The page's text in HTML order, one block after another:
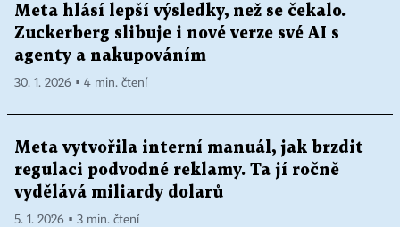
Meta hlásí lepší výsledky, než se čekalo.
Zuckerberg slibuje i nové verze své AI s
agenty a nakupováním
30. 1. 2026 ▪ 4 min. čtení
Meta vytvořila interní manuál, jak brzdit
regulaci podvodné reklamy. Ta jí ročně
vydělává miliardy dolarů
5. 1. 2026 ▪ 3 min. čtení